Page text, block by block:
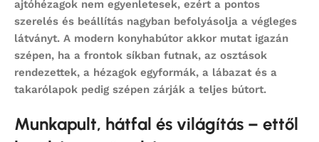
ajtóhézagok nem egyenletesek, ezért a pontos
szerelés és beállítás nagyban befolyásolja a végleges
látványt. A modern konyhabútor akkor mutat igazán
szépen, ha a frontok síkban futnak, az osztások
rendezettek, a hézagok egyformák, a lábazat és a
takarólapok pedig szépen zárják a teljes bútort.
Munkapult, hátfal és világítás – ettől